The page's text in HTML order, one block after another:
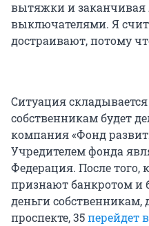
вытяжки и
выключателями. Я
достраивают, потому
Ситуация
собственникам будет
компания «Фонд
Учредителем фонда
Федерация. После того,
признают банкротом и
деньги
проспекте, 35перейдет